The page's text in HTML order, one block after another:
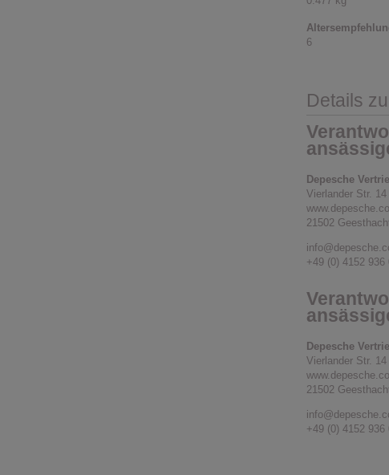
6
Details
Depesche
Vierlander Str. 14
21502
+49 (0) 4152 936
Depesche
Vierlander Str. 14
21502
+49 (0) 4152 936